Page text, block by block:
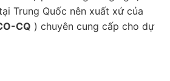
Trung Quốc nên xuất xứ của
CQ ) chuyên cung cấp cho dự